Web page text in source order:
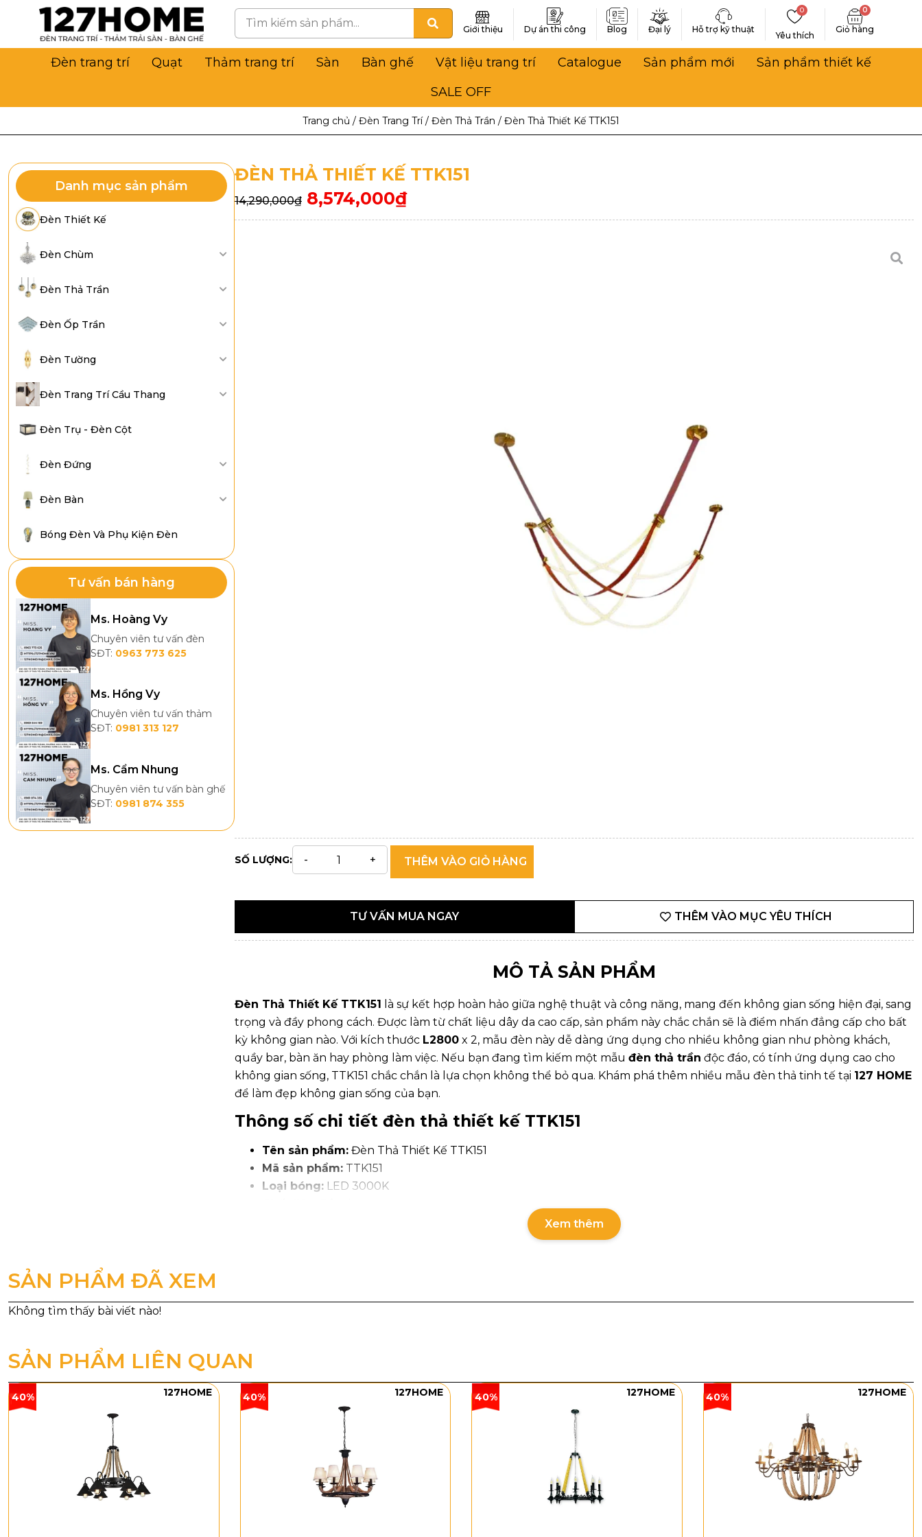
Giới thiệu Dự án thi công Blog Đại lý Hỗ trợ kỹ thuật
Yêu thích
0 0
Đèn trang trí Quạt Thảm trang trí Sàn Bàn ghế Vật liệu trang trí Catalogue Sản phẩm mới
Sản phẩm thiết kế
SALE OFF
Trang chủ / Đèn Trang Trí/ Đèn Thả Trần / Đèn Thả Thiết Kế TTK151
Danh mục sản phẩm
Đèn Thiết Kế
Đèn Chùm
Đèn Thả Trần
Đèn Ốp Trần
Đèn Tường
Đèn Trang Trí Cầu Thang
Đèn Trụ - Đèn Cột
Đèn Đứng
Đèn Bàn
Bóng Đèn Và Phụ Kiện Đèn
Tư vấn bán hàng
Ms. Hoàng Vy
Chuyên viên tư vấn đèn
SĐT: 0963 773 625
Ms. Hồng Vy
Chuyên viên tư vấn thảm
SĐT: 0981 313 127
Ms. Cẩm Nhung
Chuyên viên tư vấn bàn ghế
SĐT: 0981 874 355
ĐÈN THẢ THIẾT KẾ TTK151
14,290,000₫ 8,574,000₫
SỐ LƯỢNG: THÊM VÀO GIỎ HÀNG
TƯ VẤN MUA NGAY THÊM VÀO MỤC YÊU THÍCH
MÔ TẢ SẢN PHẨM
Đèn Thả Thiết Kế TTK151 là sự kết hợp hoàn hảo giữa nghệ thuật và công năng, mang đến không gian sống hiện đại, sang
trọng và đầy phong cách. Được làm từ chất liệu dây da cao cấp, sản phẩm này chắc chắn sẽ là điểm nhấn đẳng cấp cho bất
kỳ không gian nào. Với kích thước L2800 x 2, mẫu đèn này dễ dàng ứng dụng cho nhiều không gian như phòng khách,
quầy bar, bàn ăn hay phòng làm việc. Nếu bạn đang tìm kiếm một mẫu đèn thả trần độc đáo, có tính ứng dụng cao cho
không gian sống, TTK151 chắc chắn là lựa chọn không thể bỏ qua. Khám phá thêm nhiều mẫu đèn thả tinh tế tại 127 HOME
để làm đẹp không gian sống của bạn.
Thông số chi tiết đèn thả thiết kế TTK151
Tên sản phẩm: Đèn Thả Thiết Kế TTK151
Mã sản phẩm: TTK151
Loại bóng: LED 3000K
Kiểu dáng và chất liệu
mỹ cho không gian sống. Sản phẩm này được thiết kế với dây da mềm mại, nhẹ nhàng kết hợp với ánh sáng LED 3000K,
giúp tạo ra không gian vừa ấm áp, vừa đầy phong cách.
Chất liệu
mang lại sự tự nhiên, mềm mại và dễ dàng kết hợp với các phong cách nội thất khác nhau, từ hiện đại, tối
giản cho đến cổ điển, giúp không gian sống của bạn thêm phần đặc biệt và ấn tượng.
Ưu điểm đèn thả thiết kế TTK151
Dễ dàng kết hợp với nhiều phong cách nội thất:
Chất liệu dây da cao cấp giúp sản phẩm phù hợp với các phong
cách từ hiện đại đến tối giản.
Xem thêm
SẢN PHẨM ĐÃ XEM
SẢN PHẨM LIÊN QUAN
40% 127HOME 40% 127HOME 40% 127HOME 40% 127HOME